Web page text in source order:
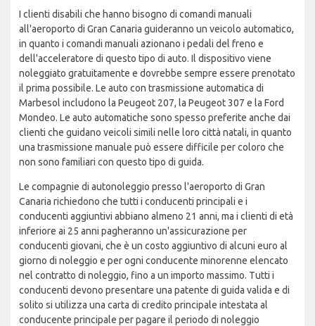
I clienti disabili che hanno bisogno di comandi manuali
all'aeroporto di Gran Canaria guideranno un veicolo automatico,
in quanto i comandi manuali azionano i pedali del freno e
dell'acceleratore di questo tipo di auto. Il dispositivo viene
noleggiato gratuitamente e dovrebbe sempre essere prenotato
il prima possibile. Le auto con trasmissione automatica di
Marbesol includono la Peugeot 207, la Peugeot 307 e la Ford
Mondeo. Le auto automatiche sono spesso preferite anche dai
clienti che guidano veicoli simili nelle loro città natali, in quanto
una trasmissione manuale può essere difficile per coloro che
non sono familiari con questo tipo di guida.
Le compagnie di autonoleggio presso l'aeroporto di Gran
Canaria richiedono che tutti i conducenti principali e i
conducenti aggiuntivi abbiano almeno 21 anni, ma i clienti di età
inferiore ai 25 anni pagheranno un'assicurazione per
conducenti giovani, che è un costo aggiuntivo di alcuni euro al
giorno di noleggio e per ogni conducente minorenne elencato
nel contratto di noleggio, fino a un importo massimo. Tutti i
conducenti devono presentare una patente di guida valida e di
solito si utilizza una carta di credito principale intestata al
conducente principale per pagare il periodo di noleggio